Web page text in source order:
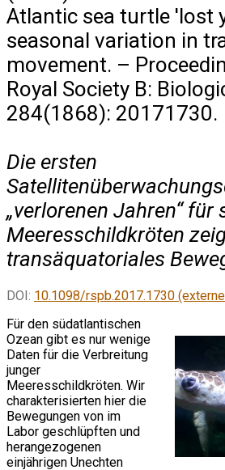
Atlantic sea turtle 'lost
seasonal variation in
movement. –
Royal Society B:
284(1868): 20171730.
Die ersten
„verlorenen Jahren“
Meeresschildkröten
transäquatoriales
DOI: 10.1098/rspb.2017.1730
Für den südatlantischen
Ozean gibt es nur wenige
Daten für die Verbreitung
junger
Meeresschildkröten. Wir
charakterisierten hier die
Bewegungen von im
Labor geschlüpften und
herangezogenen
einjährigen Unechten